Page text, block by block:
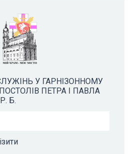
У ГАРНІЗОННОМУ
ПЕТРА І ПАВЛА
Б.